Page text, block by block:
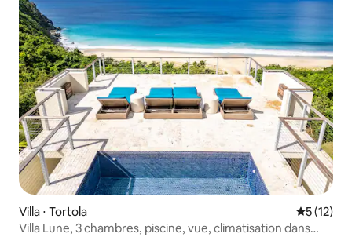
Villa ⋅ Tortola
5 (12)
Villa Lune, 3 chambres, piscine, vue, climatisation dans